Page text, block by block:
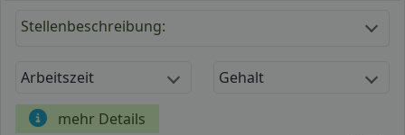
Stellenbeschreibung:
Arbeitszeit Gehalt
mehr Details